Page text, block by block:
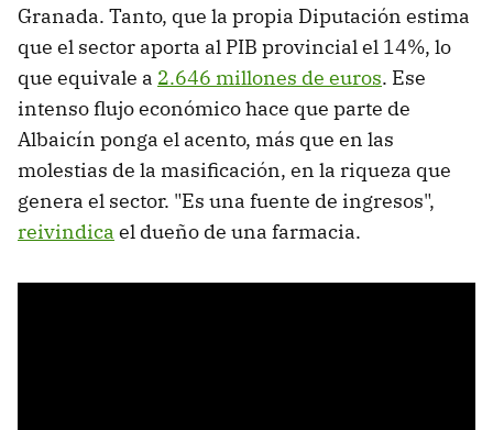
Granada. Tanto, que la propia Diputación estima
que el sector aporta al PIB provincial el 14%, lo
que equivale a 2.646 millones de euros. Ese
intenso flujo económico hace que parte de
Albaicín ponga el acento, más que en las
molestias de la masificación, en la riqueza que
genera el sector. "Es una fuente de ingresos",
reivindica el dueño de una farmacia.